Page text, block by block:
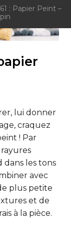
: Papier Peint –
lui donner
craquez
! Par
dans les tons
avec
plus petite
et de
à la pièce.